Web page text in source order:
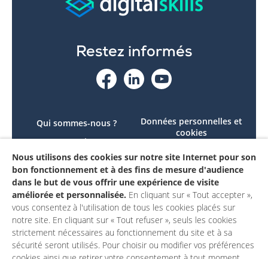
Restez informés
Qui sommes-nous ?
Le projet
Contactez-nous
Mon compte
Données personnelles et
cookies
conforme
Mentions légales
Nous utilisons des cookies sur notre site Internet pour son
bon fonctionnement et à des fins de mesure d'audience
dans le but de vous offrir une expérience de visite
améliorée et personnalisée. En cliquant sur « Tout accepter »,
vous consentez à l'utilisation de tous les cookies placés sur
notre site. En cliquant sur « Tout refuser », seuls les cookies
strictement nécessaires au fonctionnement du site et à sa
sécurité seront utilisés. Pour choisir ou modifier vos préférences